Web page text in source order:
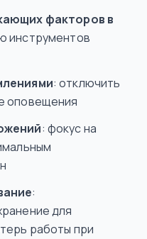
факторов в
инструментов
: отключить
оповещения
: фокус на
:
для
работы при